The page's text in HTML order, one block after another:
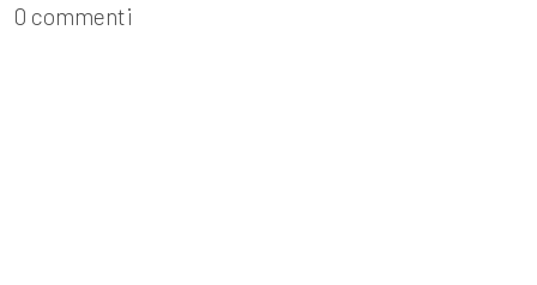
0 commenti